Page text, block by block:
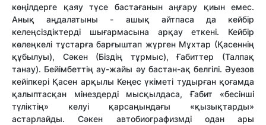
көңілдерге қаяу түсе бастағанын аңғару қиын емес.
Анық аңдалатыны - ашық айтпаса да кейбір
келеңсіздіктерді шығармасына арқау еткені. Кейбір
көлеңкелі тұстарға барғыштап жүрген Мұхтар (Қасеннің
құбылуы), Сәкен (Біздің тұрмыс), Ғабиттер (Талпақ
танау). Бейімбеттің ау-жайы әу бастан-ақ белгілі. Әуезов
кейіпкері Қасен арқылы Кеңес үкіметі тудырған қоғамда
қалыптасқан мінездерді мысқылдаса, Ғабит «бесінші
түліктің» келуі қарсаңындағы «қызықтарды»
астарлайды. Сәкен автобиографизмді одан ары